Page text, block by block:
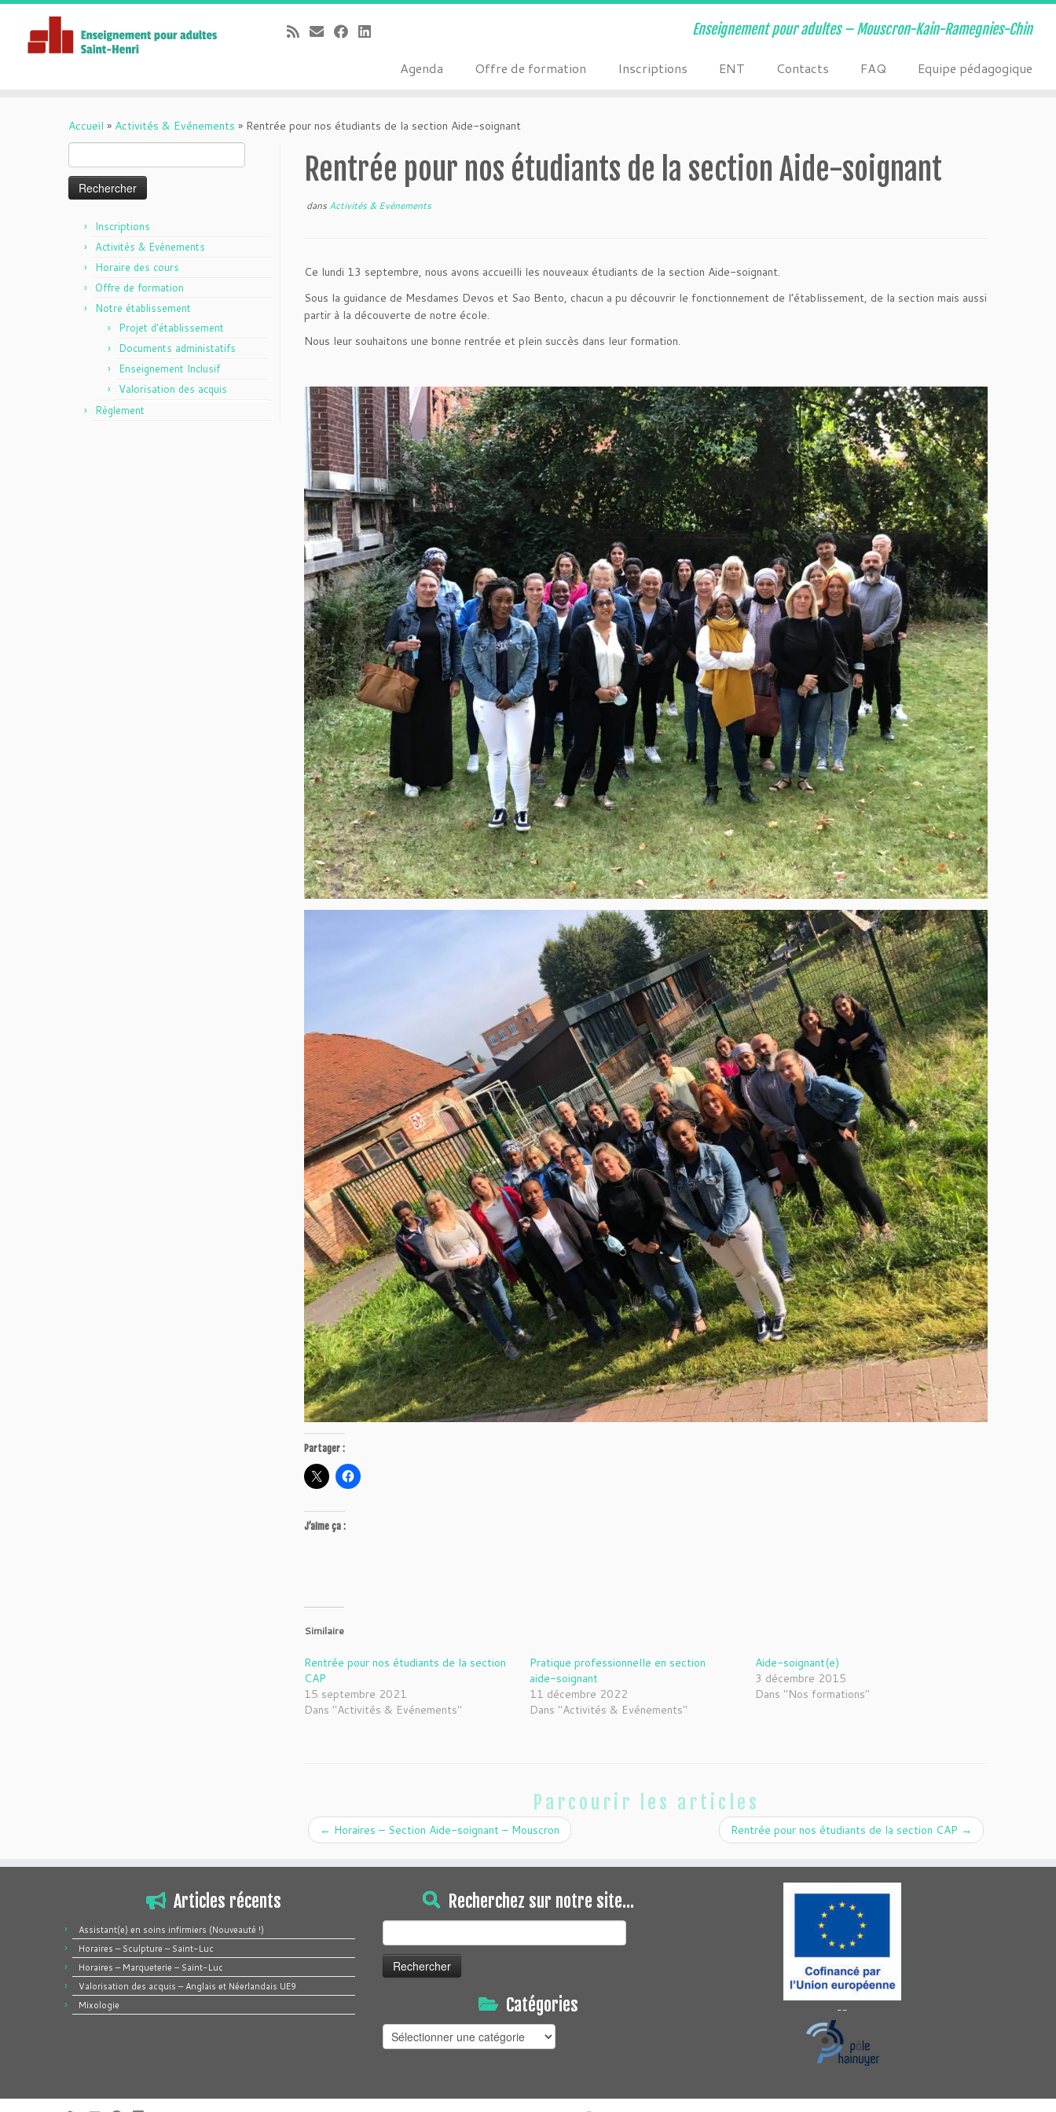
Enseignement pour adultes – Mouscron-Kain-Ramegnies-Chin
Agenda Offre de formation Inscriptions ENT Contacts FAQ Equipe pédagogique
Accueil » Activités & Evénements » Rentrée pour nos étudiants de la section Aide-soignant
Inscriptions
Activités & Evénements
Horaire des cours
Offre de formation
Notre établissement
Projet d’établissement
Documents administatifs
Enseignement Inclusif
Valorisation des acquis
Règlement
Rentrée pour nos étudiants de la section Aide-soignant
dans Activités & Evénements
Ce lundi 13 septembre, nous avons accueilli les nouveaux étudiants de la section Aide-soignant.
Sous la guidance de Mesdames Devos et Sao Bento, chacun a pu découvrir le fonctionnement de l’établissement, de la section mais aussi
partir à la découverte de notre école.
Nous leur souhaitons une bonne rentrée et plein succès dans leur formation.
Partager :
J’aime ça :
Similaire
Rentrée pour nos étudiants de la section
CAP
15 septembre 2021
Dans "Activités & Evénements"
Pratique professionnelle en section
aide-soignant
11 décembre 2022
Dans "Activités & Evénements"
Aide-soignant(e)
3 décembre 2015
Dans "Nos formations"
Parcourir les articles
← Horaires – Section Aide-soignant – Mouscron Rentrée pour nos étudiants de la section CAP →
Articles récents
Assistant(e) en soins infirmiers (Nouveauté !)
Horaires – Sculpture – Saint-Luc
Horaires – Marqueterie – Saint-Luc
Valorisation des acquis – Anglais et Néerlandais UE9
Mixologie
Recherchez sur notre site…
Catégories
Catégories
--